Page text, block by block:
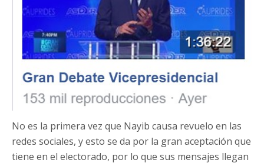
No es la primera vez que Nayib causa revuelo en las
redes sociales, y esto se da por la gran aceptación que
tiene en el electorado, por lo que sus mensajes llegan